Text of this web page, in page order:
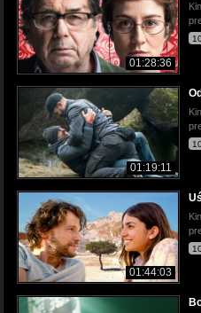
01:28:36
01:19:11
01:44:03